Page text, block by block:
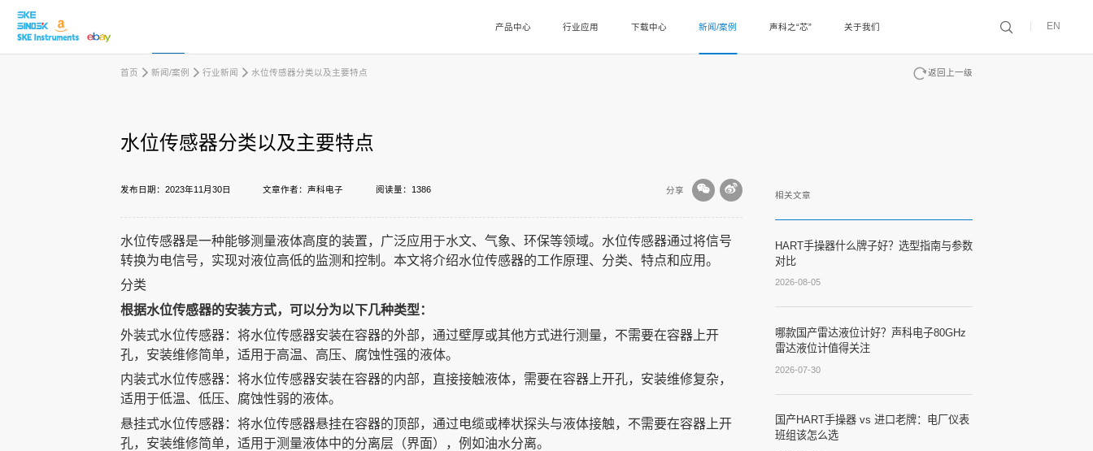
产品中心 行业应用 下载中心 新闻/案例 声科之“芯” 关于我们 EN
首页 新闻/案例 行业新闻 水位传感器分类以及主要特点 返回上一级
水位传感器分类以及主要特点
发布日期：2023年11月30日 文章作者：声科电子 阅读量：1386 分享
水位传感器是一种能够测量液体高度的装置，广泛应用于水文、气象、环保等领域。水位传感器通过将信号
转换为电信号，实现对液位高低的监测和控制。本文将介绍水位传感器的工作原理、分类、特点和应用。
分类
根据水位传感器的安装方式，可以分为以下几种类型：
外装式水位传感器：将水位传感器安装在容器的外部，通过壁厚或其他方式进行测量，不需要在容器上开
孔，安装维修简单，适用于高温、高压、腐蚀性强的液体。
内装式水位传感器：将水位传感器安装在容器的内部，直接接触液体，需要在容器上开孔，安装维修复杂，
适用于低温、低压、腐蚀性弱的液体。
悬挂式水位传感器：将水位传感器悬挂在容器的顶部，通过电缆或棒状探头与液体接触，不需要在容器上开
孔，安装维修简单，适用于测量液体中的分离层（界面），例如油水分离。
相关文章
HART手操器什么牌子好？选型指南与参数
对比
2026-08-05
哪款国产雷达液位计好？声科电子80GHz
雷达液位计值得关注
2026-07-30
国产HART手操器 vs 进口老牌：电厂仪表
班组该怎么选